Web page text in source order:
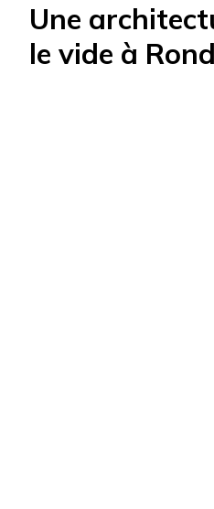
Une
le vide à